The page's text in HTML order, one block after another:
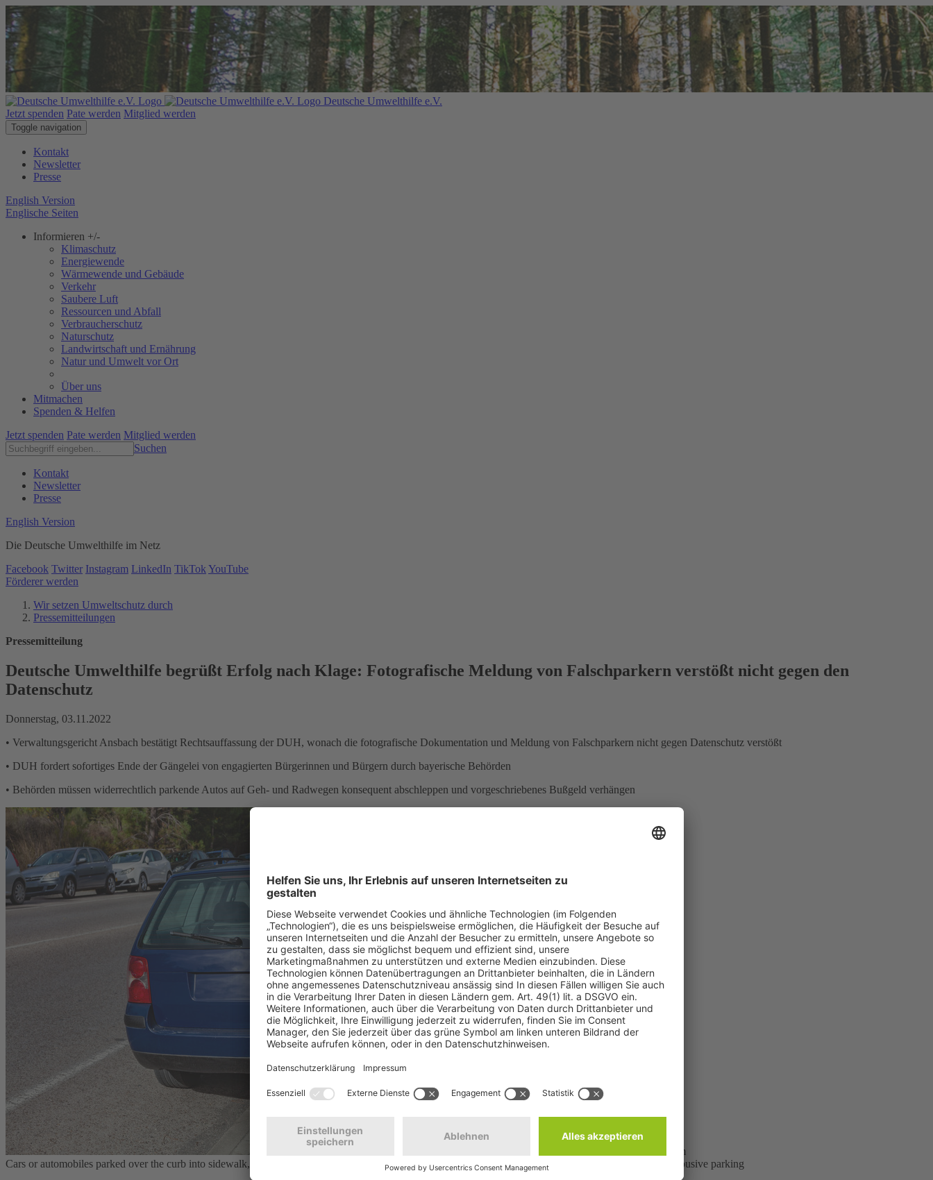
Deutsche Umwelthilfe e.V.
Jetzt spenden Pate werden Mitglied werden
Toggle navigation
Kontakt
Newsletter
Presse
English Version
Englische Seiten
Informieren +/-
Klimaschutz
Energiewende
Wärmewende und Gebäude
Verkehr
Saubere Luft
Ressourcen und Abfall
Verbraucherschutz
Naturschutz
Landwirtschaft und Ernährung
Natur und Umwelt vor Ort
Über uns
Mitmachen
Spenden & Helfen
Jetzt spenden Pate werden Mitglied werden
Suchen
Kontakt
Newsletter
Presse
English Version
Die Deutsche Umwelthilfe im Netz
Facebook Twitter Instagram LinkedIn TikTok YouTube
Förderer werden
Wir setzen Umweltschutz durch
Pressemitteilungen
Pressemitteilung
Deutsche Umwelthilfe begrüßt Erfolg nach Klage: Fotografische Meldung von Falschparkern verstößt nicht gegen den
Datenschutz
Donnerstag, 03.11.2022
• Verwaltungsgericht Ansbach bestätigt Rechtsauffassung der DUH, wonach die fotografische Dokumentation und Meldung von Falschparkern nicht gegen Datenschutz verstößt
• DUH fordert sofortiges Ende der Gängelei von engagierten Bürgerinnen und Bürgern durch bayerische Behörden
• Behörden müssen widerrechtlich parkende Autos auf Geh- und Radwegen konsequent abschleppen und vorgeschriebenes Bußgeld verhängen
© StockPhotosArt/stock.adobe.com
Cars or automobiles parked over the curb into sidewalk, leaving no space for pedestrians in the walkway. Road accessing a suburban railway. Illegal and abusive parking